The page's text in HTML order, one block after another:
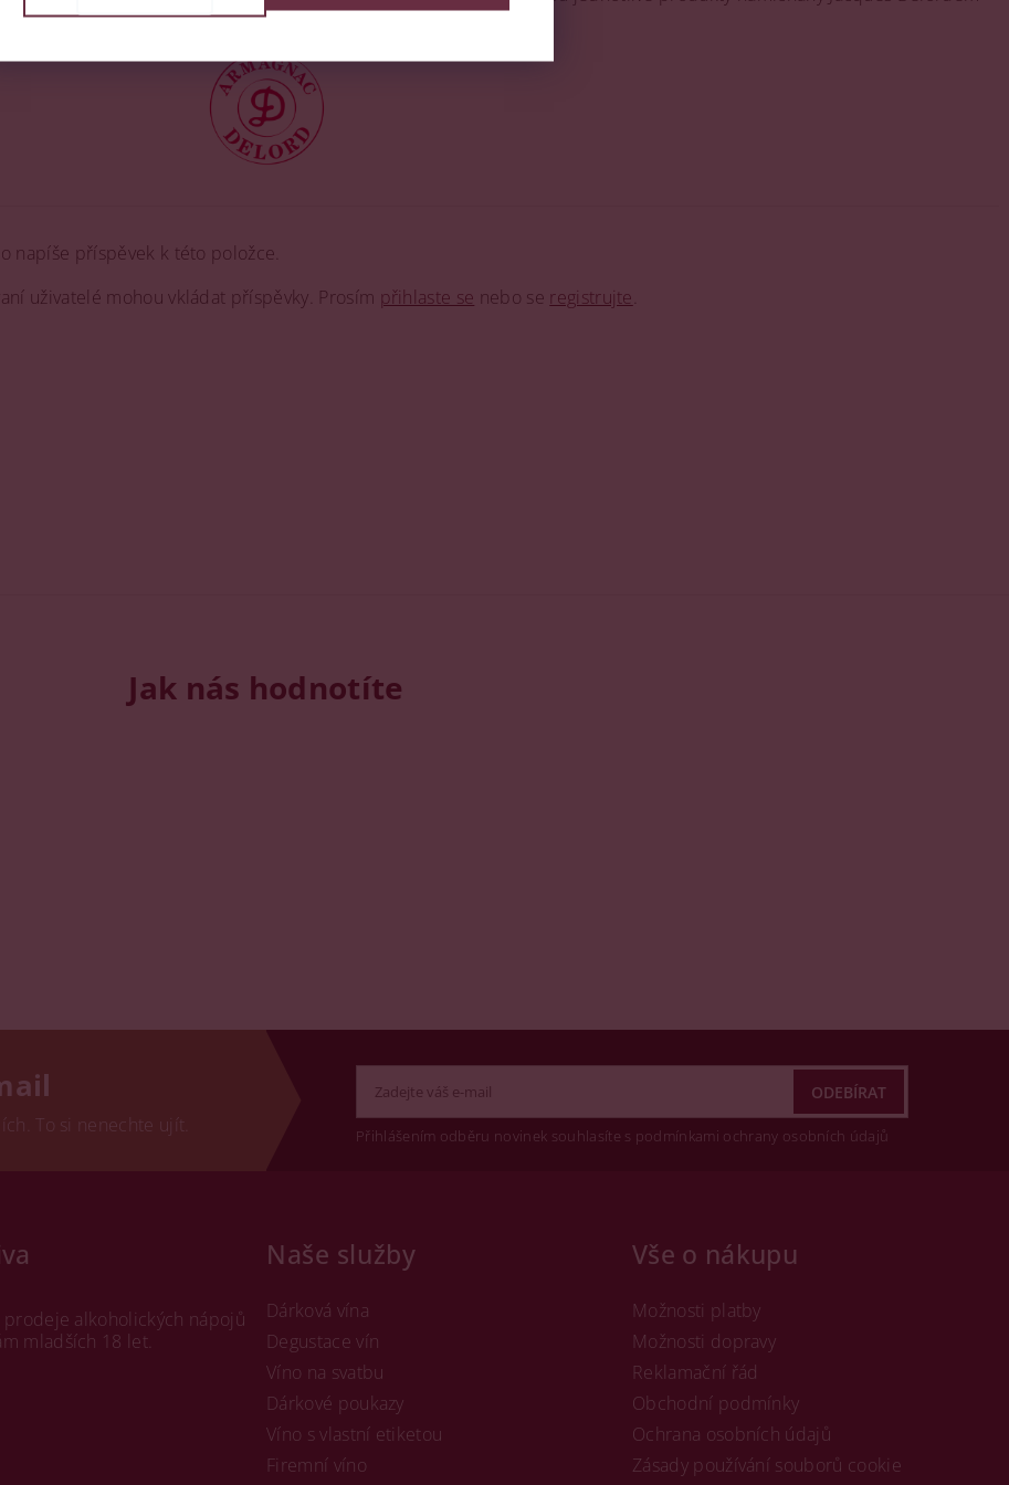
napíše příspěvek k této položce.
uživatelé mohou vkládat příspěvky. Prosím přihlaste se nebo se registrujte
Jak nás hodnotíte
To si nenechte ujít. Přihlášením odběru novinek souhlasíte s podmínkami ochrany osobních údajů
prodeje alkoholických nápojů
mladších 18 let.
Naše služby
Dárková vína
Degustace vín
Víno na svatbu
Dárkové poukazy
Víno s vlastní etiketou
Firemní víno
Vše o nákupu
Možnosti platby
Možnosti dopravy
Reklamační řád
Obchodní podmínky
Ochrana osobních údajů
Zásady používání souborů cookie